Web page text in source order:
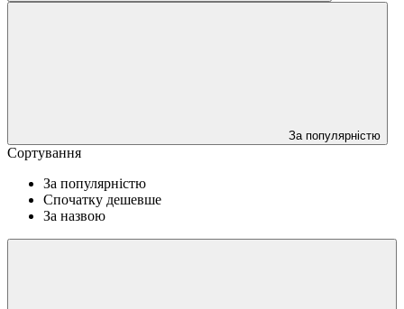
За популярністю
Сортування
За популярністю
Спочатку дешевше
За назвою